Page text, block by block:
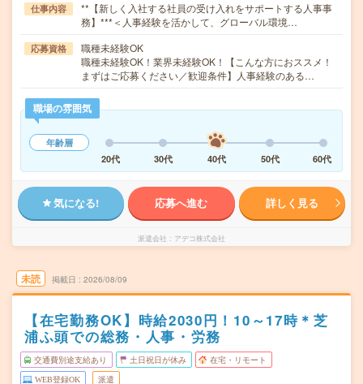
仕事内容
**【新しく入社する社員の受け入れをサポートする人事事
務】***＜人事経験を活かして、グローバル環境…
応募資格
職種未経験OK
職種未経験OK！業界未経験OK！【こんな方におススメ！
まずはご応募ください／歓迎条件】人事経験のある…
職場の雰囲気
年齢層
20代
30代 40代 50代 60代
気になる! 応募へ進む 詳しく見る
派遣会社 アデコ株式会社
未読 掲載日 2026/08/09
【在宅勤務OK】時給2030円！10～17時＊芝
浦ふ頭での総務・人事・労務
交通費別途支給あり 土日祝日が休み 在宅・リモート
WEB登録OK 派遣